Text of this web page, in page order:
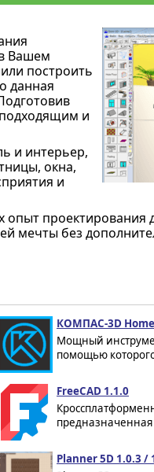
Вашем
построить
данная
и
и интерьер,
окна,
и
проектирования
мечты без
КОМПАС-3D Home
Мощный
помощью
FreeCAD 1.1.0
предназначенная
Planner 5D 1.0.3 /